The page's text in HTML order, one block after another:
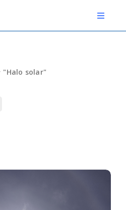
Toggle
"Halo solar"